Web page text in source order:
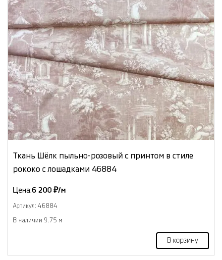
Ткань Шёлк пыльно-розовый с принтом в стиле
рококо с лошадками 46884
Цена:6 200 ₽/м
Артикул: 46884
В наличии 9.75 м
В корзину